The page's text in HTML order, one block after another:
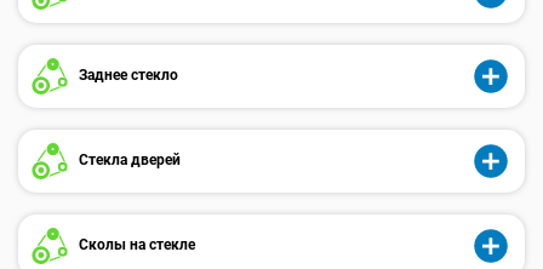
Заднее стекло
Стекла дверей
Сколы на стекле